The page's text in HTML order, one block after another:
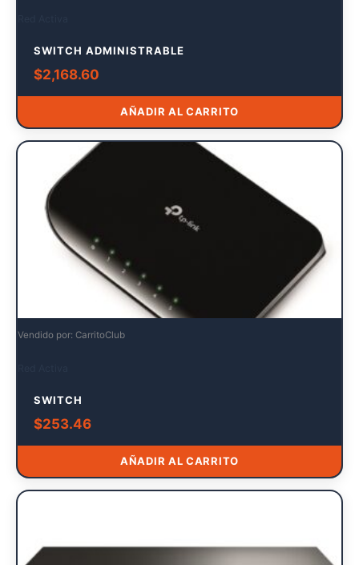
SWITCH ADMINISTRABLE
$2,168.60
AÑADIR AL CARRITO
Vendido por: CarritoClub
SWITCH
$253.46
AÑADIR AL CARRITO